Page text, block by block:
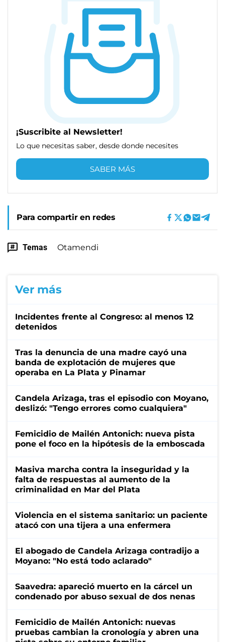
¡Suscribite al Newsletter!
Lo que necesitas saber, desde donde necesites
SABER MÁS
Para compartir en redes
Temas Otamendi
Ver más
Incidentes frente al Congreso: al menos 12
detenidos
Tras la denuncia de una madre cayó una
banda de explotación de mujeres que
operaba en La Plata y Pinamar
Candela Arizaga, tras el episodio con Moyano,
deslizó: "Tengo errores como cualquiera"
Femicidio de Mailén Antonich: nueva pista
pone el foco en la hipótesis de la emboscada
Masiva marcha contra la inseguridad y la
falta de respuestas al aumento de la
criminalidad en Mar del Plata
Violencia en el sistema sanitario: un paciente
atacó con una tijera a una enfermera
El abogado de Candela Arizaga contradijo a
Moyano: "No está todo aclarado"
Saavedra: apareció muerto en la cárcel un
condenado por abuso sexual de dos nenas
Femicidio de Mailén Antonich: nuevas
pruebas cambian la cronología y abren una